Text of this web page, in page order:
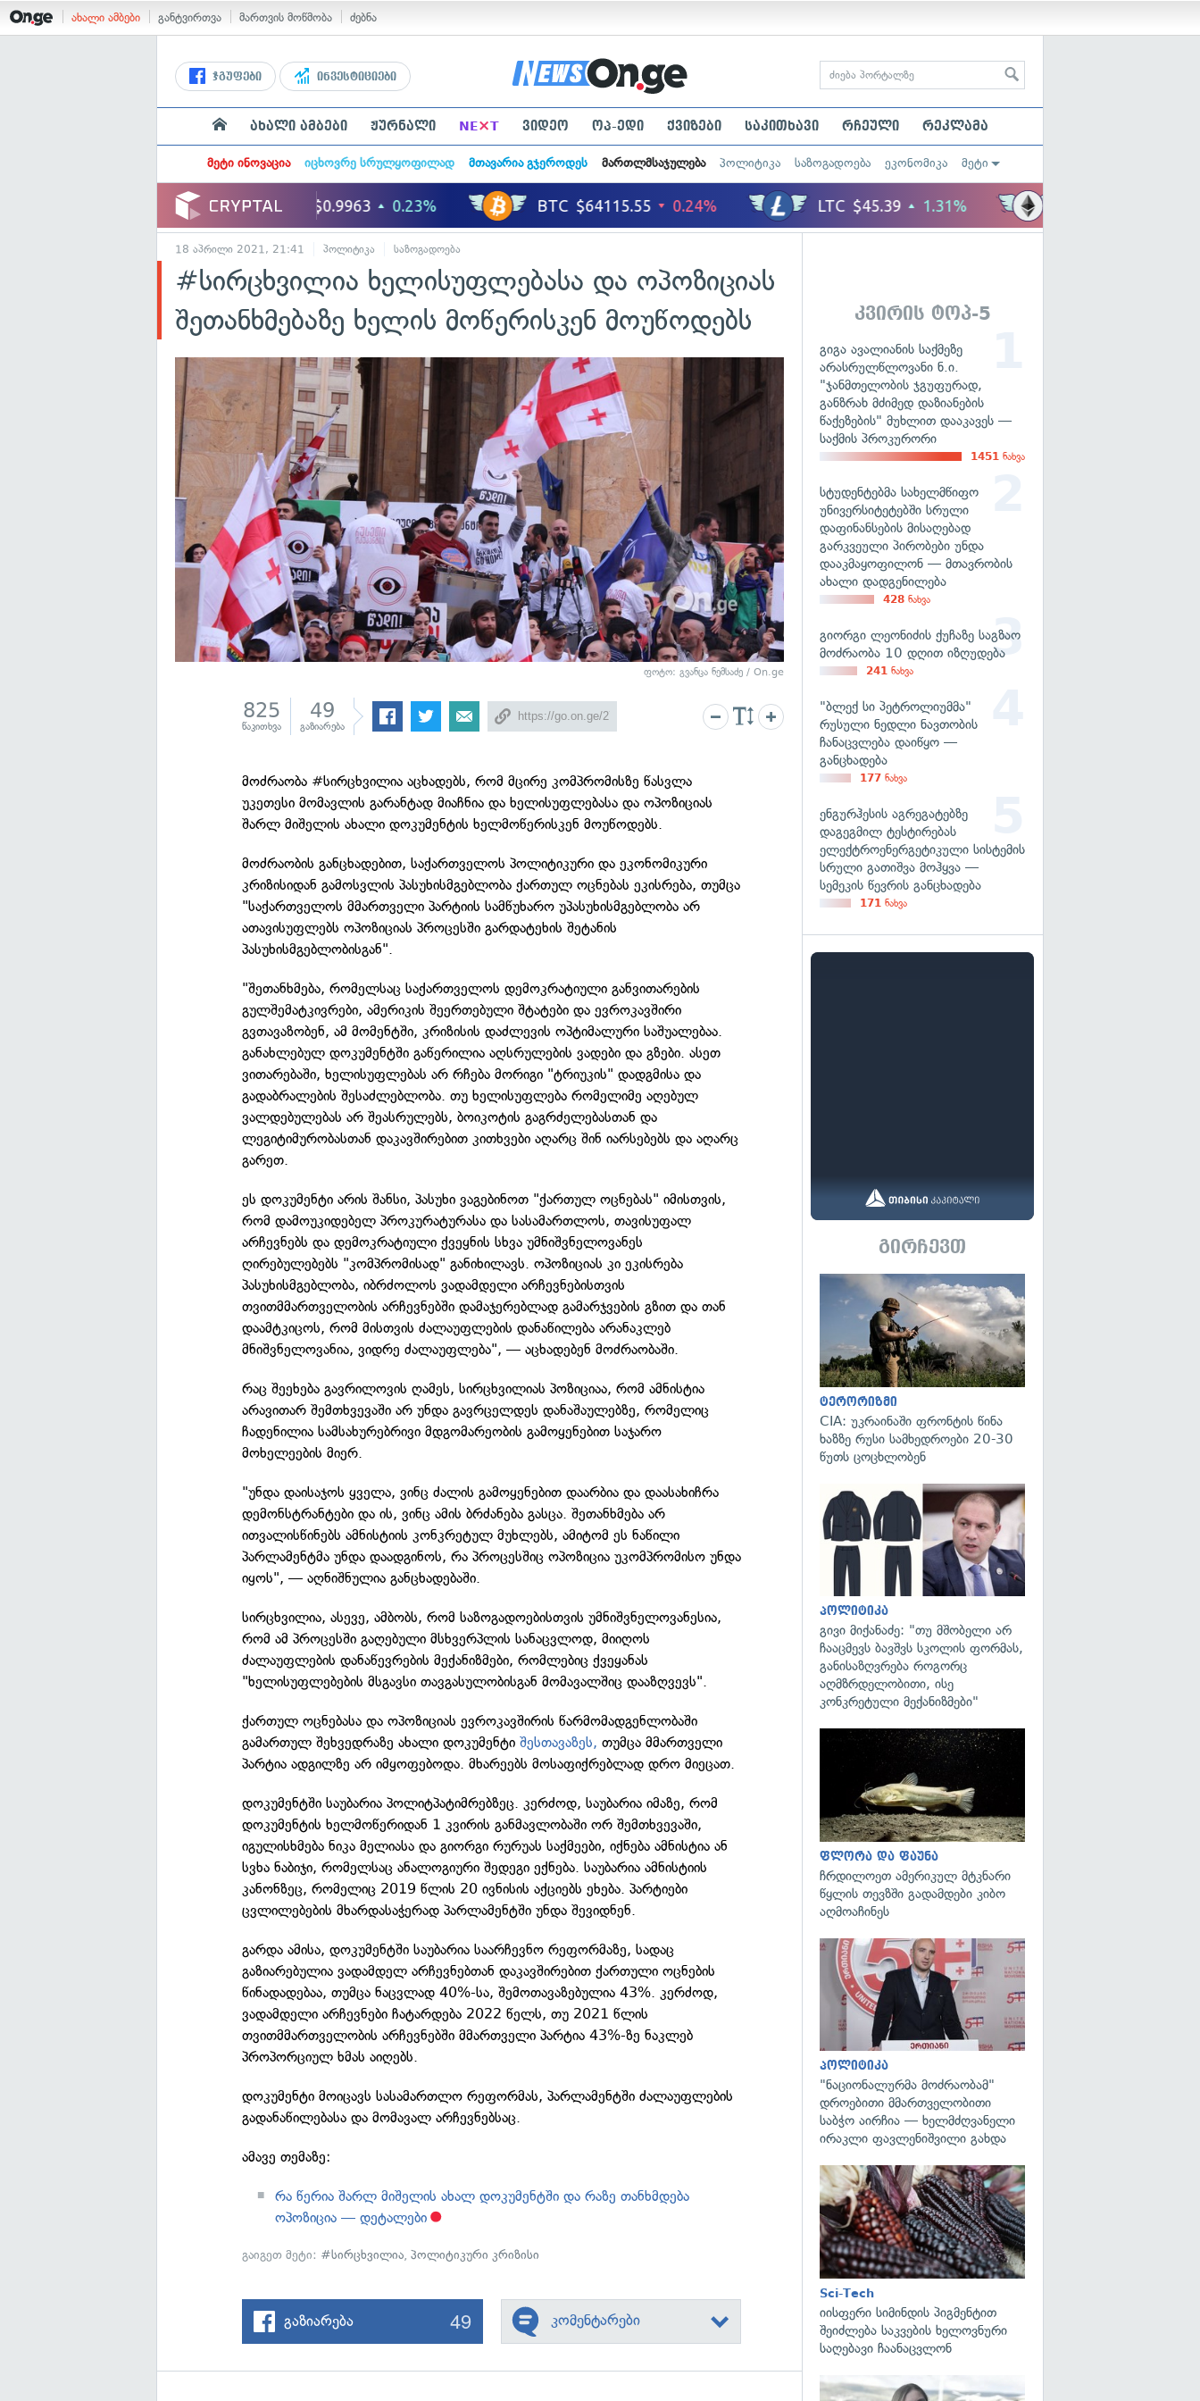
ახალი ამბები განტვირთვა მართვის მოწმობა ძებნა
ჯგუფები ინვესტიციები
ახალი ამბები ჟურნალი NE×T ვიდეო ოპ-ედი ქვიზები საკითხავი რჩეული რეკლამა
მეტი ინოვაცია იცხოვრე სრულყოფილად მთავარია გჯეროდეს მართლმსაჯულება პოლიტიკა საზოგადოება ეკონომიკა მეტი
18 აპრილი 2021, 21:41 პოლიტიკა საზოგადოება
#სირცხვილია ხელისუფლებასა და ოპოზიციას
შეთანხმებაზე ხელის მოწერისკენ მოუწოდებს
ფოტო: გვანცა ნემსაძე / On.ge
825
წაკითხვა
49
გაზიარება
მოძრაობა #სირცხვილია აცხადებს, რომ მცირე კომპრომისზე წასვლა
უკეთესი მომავლის გარანტად მიაჩნია და ხელისუფლებასა და ოპოზიციას
შარლ მიშელის ახალი დოკუმენტის ხელმოწერისკენ მოუწოდებს.
მოძრაობის განცხადებით, საქართველოს პოლიტიკური და ეკონომიკური
კრიზისიდან გამოსვლის პასუხისმგებლობა ქართულ ოცნებას ეკისრება, თუმცა
"საქართველოს მმართველი პარტიის სამწუხარო უპასუხისმგებლობა არ
ათავისუფლებს ოპოზიციას პროცესში გარდატეხის შეტანის
პასუხისმგებლობისგან".
"შეთანხმება, რომელსაც საქართველოს დემოკრატიული განვითარების
გულშემატკივრები, ამერიკის შეერთებული შტატები და ევროკავშირი
გვთავაზობენ, ამ მომენტში, კრიზისის დაძლევის ოპტიმალური საშუალებაა.
განახლებულ დოკუმენტში გაწერილია აღსრულების ვადები და გზები. ასეთ
ვითარებაში, ხელისუფლებას არ რჩება მორიგი "ტრიუკის" დადგმისა და
გადაბრალების შესაძლებლობა. თუ ხელისუფლება რომელიმე აღებულ
ვალდებულებას არ შეასრულებს, ბოიკოტის გაგრძელებასთან და
ლეგიტიმურობასთან დაკავშირებით კითხვები აღარც შინ იარსებებს და აღარც
გარეთ.
ეს დოკუმენტი არის შანსი, პასუხი ვაგებინოთ "ქართულ ოცნებას" იმისთვის,
რომ დამოუკიდებელ პროკურატურასა და სასამართლოს, თავისუფალ
არჩევნებს და დემოკრატიული ქვეყნის სხვა უმნიშვნელოვანეს
ღირებულებებს "კომპრომისად" განიხილავს. ოპოზიციას კი ეკისრება
პასუხისმგებლობა, იბრძოლოს ვადამდელი არჩევნებისთვის
თვითმმართველობის არჩევნებში დამაჯერებლად გამარჯვების გზით და თან
დაამტკიცოს, რომ მისთვის ძალაუფლების დანაწილება არანაკლებ
მნიშვნელოვანია, ვიდრე ძალაუფლება", — აცხადებენ მოძრაობაში.
რაც შეეხება გავრილოვის ღამეს, სირცხვილიას პოზიციაა, რომ ამნისტია
არავითარ შემთხვევაში არ უნდა გავრცელდეს დანაშაულებზე, რომელიც
ჩადენილია სამსახურებრივი მდგომარეობის გამოყენებით საჯარო
მოხელეების მიერ.
"უნდა დაისაჯოს ყველა, ვინც ძალის გამოყენებით დაარბია და დაასახიჩრა
დემონსტრანტები და ის, ვინც ამის ბრძანება გასცა. შეთანხმება არ
ითვალისწინებს ამნისტიის კონკრეტულ მუხლებს, ამიტომ ეს ნაწილი
პარლამენტმა უნდა დაადგინოს, რა პროცესშიც ოპოზიცია უკომპრომისო უნდა
იყოს", — აღნიშნულია განცხადებაში.
სირცხვილია, ასევე, ამბობს, რომ საზოგადოებისთვის უმნიშვნელოვანესია,
რომ ამ პროცესში გაღებული მსხვერპლის სანაცვლოდ, მიიღოს
ძალაუფლების დანაწევრების მექანიზმები, რომლებიც ქვეყანას
"ხელისუფლებების მსგავსი თავგასულობისგან მომავალშიც დააზღვევს".
ქართულ ოცნებასა და ოპოზიციას ევროკავშირის წარმომადგენლობაში
გამართულ შეხვედრაზე ახალი დოკუმენტიშესთავაზეს, თუმცა მმართველი
პარტია ადგილზე არ იმყოფებოდა. მხარეებს მოსაფიქრებლად დრო მიეცათ.
დოკუმენტში საუბარია პოლიტპატიმრებზეც. კერძოდ, საუბარია იმაზე, რომ
დოკუმენტის ხელმოწერიდან 1 კვირის განმავლობაში ორ შემთხვევაში,
იგულისხმება ნიკა მელიასა და გიორგი რურუას საქმეები, იქნება ამნისტია ან
სვხა ნაბიჯი, რომელსაც ანალოგიური შედეგი ექნება. საუბარია ამნისტიის
კანონზეც, რომელიც 2019 წლის 20 ივნისის აქციებს ეხება. პარტიები
ცვლილებების მხარდასაჭერად პარლამენტში უნდა შევიდნენ.
გარდა ამისა, დოკუმენტში საუბარია საარჩევნო რეფორმაზე, სადაც
გაზიარებულია ვადამდელ არჩევნებთან დაკავშირებით ქართული ოცნების
წინადადებაა, თუმცა ნაცვლად 40%-სა, შემოთავაზებულია 43%. კერძოდ,
ვადამდელი არჩევნები ჩატარდება 2022 წელს, თუ 2021 წლის
თვითმმართველობის არჩევნებში მმართველი პარტია 43%-ზე ნაკლებ
პროპორციულ ხმას აიღებს.
დოკუმენტი მოიცავს სასამართლო რეფორმას, პარლამენტში ძალაუფლების
გადანაწილებასა და მომავალ არჩევნებსაც.
ამავე თემაზე:
რა წერია შარლ მიშელის ახალ დოკუმენტში და რაზე თანხმდება
ოპოზიცია — დეტალები
გაიგეთ მეტი: #სირცხვილია,პოლიტიკური კრიზისი
გაზიარება 49 კომენტარები
კვირის ტოპ-5
გიგა ავალიანის საქმეზე
არასრულწლოვანი ნ.ი.
"ჯანმთელობის ჯგუფურად,
განზრახ მძიმედ დაზიანების
წაქეზების" მუხლით დააკავეს —
საქმის პროკურორი
1451 ნახვა
სტუდენტებმა სახელმწიფო
უნივერსიტეტებში სრული
დაფინანსების მისაღებად
გარკვეული პირობები უნდა
დააკმაყოფილონ — მთავრობის
ახალი დადგენილება
428 ნახვა
გიორგი ლეონიძის ქუჩაზე საგზაო
მოძრაობა 10 დღით იზღუდება
241 ნახვა
"ბლექ სი პეტროლიუმმა"
რუსული ნედლი ნავთობის
ჩანაცვლება დაიწყო —
განცხადება
177 ნახვა
ენგურჰესის აგრეგატებზე
დაგეგმილ ტესტირებას
ელექტროენერგეტიკული სისტემის
სრული გათიშვა მოჰყვა —
სემეკის წევრის განცხადება
171 ნახვა
გირჩევთ
ტერორიზმი
CIA: უკრაინაში ფრონტის წინა
ხაზზე რუსი სამხედროები 20-30
წუთს ცოცხლობენ
პოლიტიკა
გივი მიქანაძე: "თუ მშობელი არ
ჩააცმევს ბავშვს სკოლის ფორმას,
განისაზღვრება როგორც
აღმზრდელობითი, ისე
კონკრეტული მექანიზმები"
ფლორა და ფაუნა
ჩრდილოეთ ამერიკულ მტკნარი
წყლის თევზში გადამდები კიბო
აღმოაჩინეს
პოლიტიკა
"ნაციონალურმა მოძრაობამ"
დროებითი მმართველობითი
საბჭო აირჩია — ხელმძღვანელი
ირაკლი ფავლენიშვილი გახდა
Sci-Tech
იისფერი სიმინდის პიგმენტით
შეიძლება საკვების ხელოვნური
საღებავი ჩაანაცვლონ